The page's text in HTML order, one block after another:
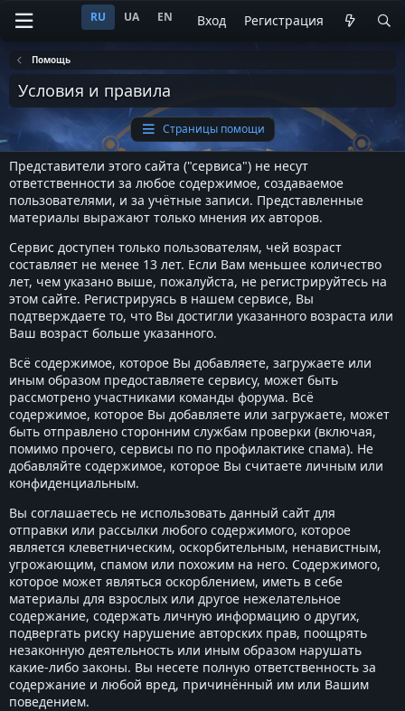
RU UA EN Вход Регистрация
Помощь
Условия и правила
Страницы помощи
Представители этого сайта ("сервиса") не несут
ответственности за любое содержимое, создаваемое
пользователями, и за учётные записи. Представленные
материалы выражают только мнения их авторов.
Сервис доступен только пользователям, чей возраст
составляет не менее 13 лет. Если Вам меньшее количество
лет, чем указано выше, пожалуйста, не регистрируйтесь на
этом сайте. Регистрируясь в нашем сервисе, Вы
подтверждаете то, что Вы достигли указанного возраста или
Ваш возраст больше указанного.
Всё содержимое, которое Вы добавляете, загружаете или
иным образом предоставляете сервису, может быть
рассмотрено участниками команды форума. Всё
содержимое, которое Вы добавляете или загружаете, может
быть отправлено сторонним службам проверки (включая,
помимо прочего, сервисы по по профилактике спама). Не
добавляйте содержимое, которое Вы считаете личным или
конфиденциальным.
Вы соглашаетесь не использовать данный сайт для
отправки или рассылки любого содержимого, которое
является клеветническим, оскорбительным, ненавистным,
угрожающим, спамом или похожим на него. Содержимого,
которое может являться оскорблением, иметь в себе
материалы для взрослых или другое нежелательное
содержание, содержать личную информацию о других,
подвергать риску нарушение авторских прав, поощрять
незаконную деятельность или иным образом нарушать
какие-либо законы. Вы несете полную ответственность за
содержание и любой вред, причинённый им или Вашим
поведением.